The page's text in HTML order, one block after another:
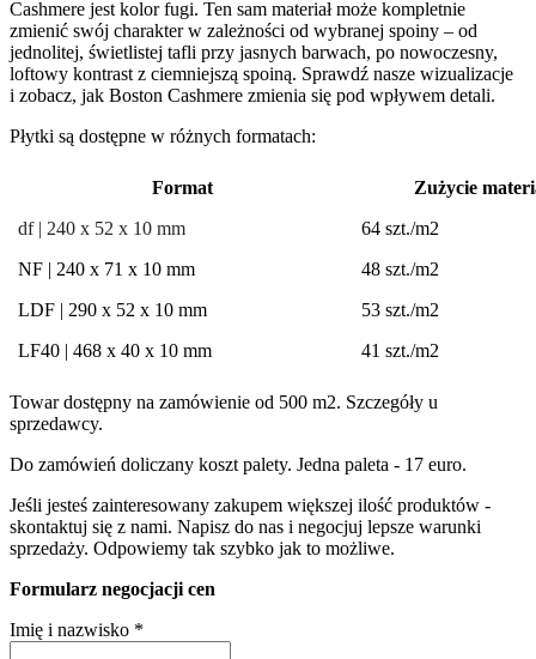
Cashmere jest kolor fugi. Ten sam materiał może kompletnie
zmienić swój charakter w zależności od wybranej spoiny – od
jednolitej, świetlistej tafli przy jasnych barwach, po nowoczesny,
loftowy kontrast z ciemniejszą spoiną. Sprawdź nasze wizualizacje
i zobacz, jak Boston Cashmere zmienia się pod wpływem detali.
Płytki są dostępne w różnych formatach:
Format
Zużycie
df| 240 x 52 x 10 mm
64 szt./m2
NF | 240 x 71 x 10 mm
48 szt./m2
LDF | 290 x 52 x 10 mm
53 szt./m2
LF40 | 468 x 40 x 10 mm
41 szt./m2
Towar dostępny na zamówienie od 500 m2. Szczegóły u
sprzedawcy.
Do zamówień doliczany koszt palety. Jedna paleta - 17 euro.
Jeśli jesteś zainteresowany zakupem większej ilość produktów -
skontaktuj się z nami. Napisz do nas i negocjuj lepsze warunki
sprzedaży. Odpowiemy tak szybko jak to możliwe.
Formularz negocjacji cen
Imię i nazwisko *